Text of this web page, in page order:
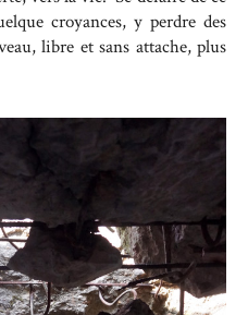
croyances, y perdre des
libre et sans attache, plus